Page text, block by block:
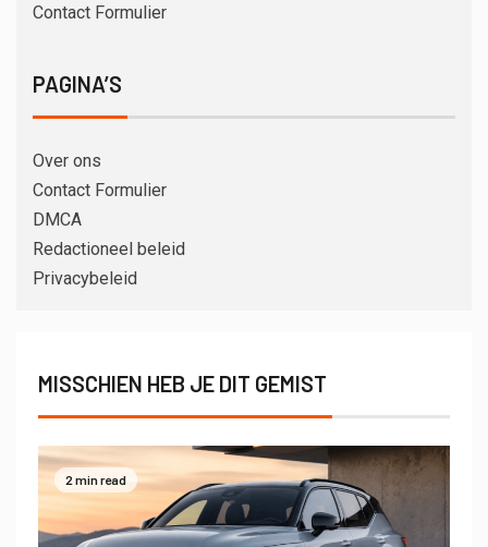
Contact Formulier
PAGINA’S
Over ons
Contact Formulier
DMCA
Redactioneel beleid
Privacybeleid
MISSCHIEN HEB JE DIT GEMIST
2 min read